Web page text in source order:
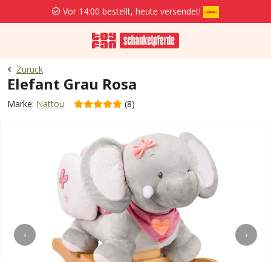
Vor 14:00 bestellt, heute versendet!
Zurück
Elefant Grau Rosa
Marke: Nattou (8)
‹ ›